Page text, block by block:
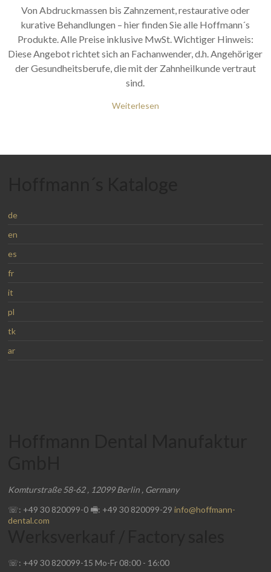
Von Abdruckmassen bis Zahnzement, restaurative oder
kurative Behandlungen – hier finden Sie alle Hoffmann´s
Produkte. Alle Preise inklusive MwSt. Wichtiger Hinweis:
Diese Angebot richtet sich an Fachanwender, d.h. Angehöriger
der Gesundheitsberufe, die mit der Zahnheilkunde vertraut
sind.
Weiterlesen
de
en
es
fr
it
pl
tk
ar
Komturstraße 58-62, 12099 Berlin , Germany
☏: +49 30 820099-0 🖷: +49 30 820099-29 info@hoffmann-
dental.com
☏: +49 30 820099-15 Mo-Fr 08:00 - 16:00